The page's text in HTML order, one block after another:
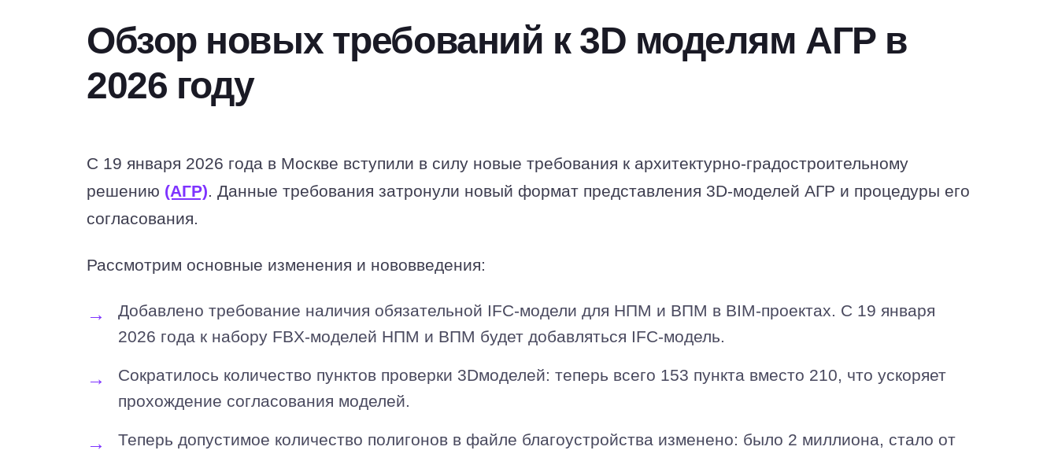
Обзор новых требований к 3D моделям АГР в
2026 году
С 19 января 2026 года в Москве вступили в силу новые требования к архитектурно-градостроительному
решению (АГР). Данные требования затронули новый формат представления 3D-моделей АГР и процедуры его
согласования.
Рассмотрим основные изменения и нововведения:
Добавлено требование наличия обязательной IFC-модели для НПМ и ВПМ в BIM-проектах. С 19 января
2026 года к набору FBX-моделей НПМ и ВПМ будет добавляться IFC-модель.
Сократилось количество пунктов проверки 3Dмоделей: теперь всего 153 пункта вместо 210, что ускоряет
прохождение согласования моделей.
Теперь допустимое количество полигонов в файле благоустройства изменено: было 2 миллиона, стало от